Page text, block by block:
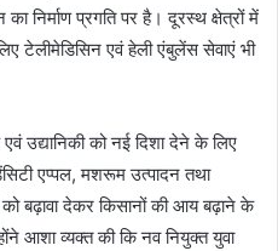
निर्माण प्रगति पर है। दूरस्थ क्षेत्रों में
टेलीमेडिसिन एवं हेली एंबुलेंस सेवाएं भी
उद्यानिकी को नई दिशा देने के लिए
एप्पल, मशरूम उत्पादन तथा
बढ़ावा देकर किसानों की आय बढ़ाने के
आशा व्यक्त की कि नव नियुक्त युवा